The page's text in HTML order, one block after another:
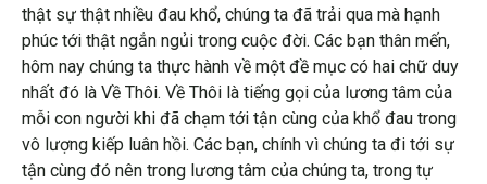
thật sự thật nhiều đau khổ, chúng ta đã trải qua mà hạnh
phúc tới thật ngắn ngủi trong cuộc đời. Các bạn thân mến,
hôm nay chúng ta thực hành về một đề mục có hai chữ duy
nhất đó là Về Thôi. Về Thôi là tiếng gọi của lương tâm của
mỗi con người khi đã chạm tới tận cùng của khổ đau trong
vô lượng kiếp luân hồi. Các bạn, chính vì chúng ta đi tới sự
tận cùng đó nên trong lương tâm của chúng ta, trong tự